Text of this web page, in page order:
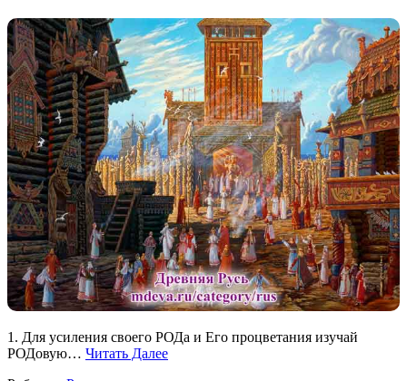
1. Для усиления своего РОДа и Его процветания изучай
РОДовую… Читать Далее